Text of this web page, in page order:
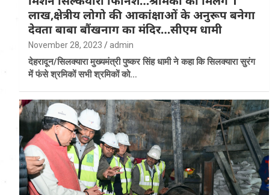
लाख,क्षेत्रीय लोगो की आकांक्षाओं के अनुरूप बनेगा
देवता बाबा बौंखनाग का मंदिर…सीएम धामी
November 28, 2023 admin
देहरादून/सिलक्यारा मुख्यमंत्री पुष्कर सिंह धामी ने कहा कि सिलक्यारा सुरंग
में फंसे श्रमिकों सभी श्रमिकों को…